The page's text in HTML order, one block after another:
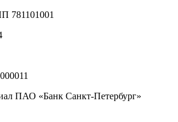
781101001
ПАО «Банк Санкт-Петербург»